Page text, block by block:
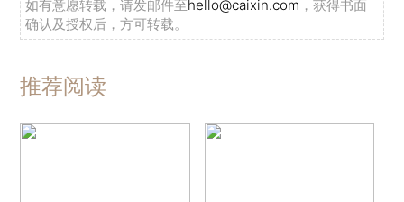
如有意愿转载，请发邮件至hello@caixin.com ，获得书面
确认及授权后，方可转载。
推荐阅读